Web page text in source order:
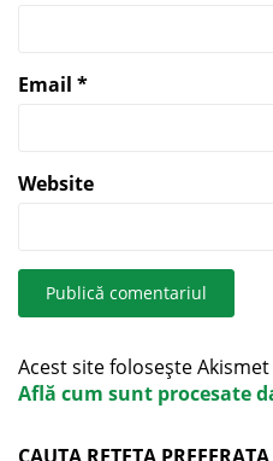
Email *
Website
Acest site folosește
Află cum sunt procesate